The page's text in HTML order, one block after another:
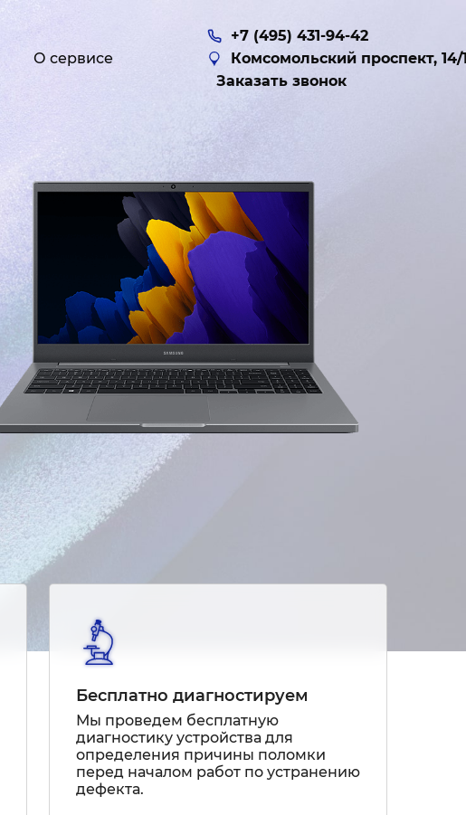
О сервисе
+7 (495) 431-94-42
Комсомольский проспект, 14/
Заказать звонок
Бесплатно диагностируем
Мы проведем бесплатную
диагностику устройства для
определения причины поломки
перед началом работ по устранению
дефекта.